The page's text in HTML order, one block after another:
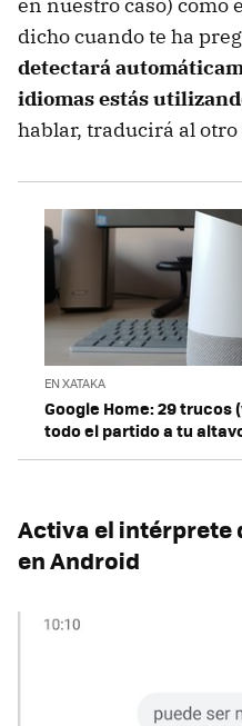
en nuestro caso) como
dicho cuando te ha
detectará
idiomas estás
hablar, traducirá al otro
EN XATAKA
Google Home: 29 trucos
todo el partido a tu
Activa el intérprete
en Android